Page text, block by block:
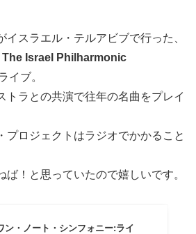
イスラエル・テルアビブで行った、
Israel Philharmonic
イブ。
トラとの共演で往年の名曲をプレイ
プロジェクトはラジオでかかること
ば！と思っていたので嬉しいです。
ン・ノート・シンフォニー:ライ